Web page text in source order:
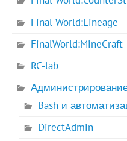
Final World:Lineage
FinalWorld:MineCraft
RC-lab
Bash и
DirectAdmin